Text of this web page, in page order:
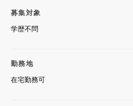
募集対象
学歴不問
勤務地
在宅勤務可